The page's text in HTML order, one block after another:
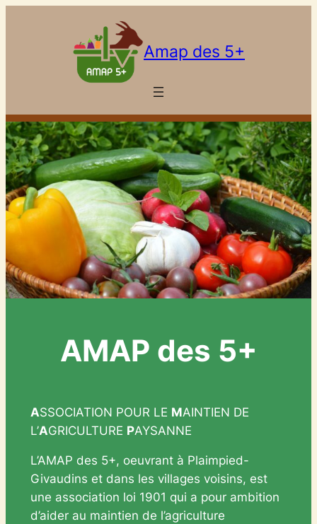
Amap des 5+
AMAP des 5+
ASSOCIATION POUR LE MAINTIEN DE
L’AGRICULTURE PAYSANNE
L’AMAP des 5+, oeuvrant à Plaimpied-
Givaudins et dans les villages voisins, est
une association loi 1901 qui a pour ambition
d’aider au maintien de l’agriculture